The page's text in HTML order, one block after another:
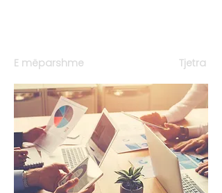
E mëparshme Tjetra